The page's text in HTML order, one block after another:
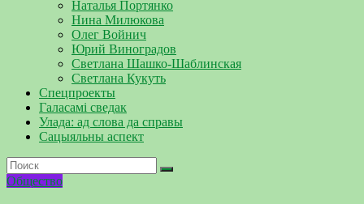
Наталья Портянко
Нина Милюкова
Олег Войнич
Юрий Виноградов
Светлана Шашко-Шаблинская
Светлана Кукуть
Спецпроекты
Галасамі сведак
Улада: ад слова да справы
Сацыяльны аспект
Общество